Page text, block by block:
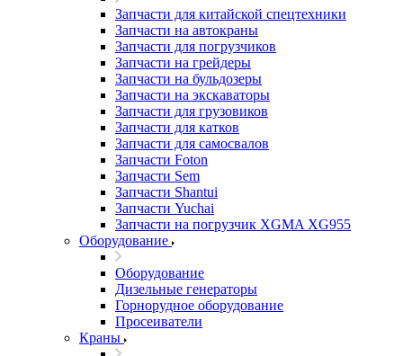
Запчасти для китайской спецтехники
Запчасти на автокраны
Запчасти для погрузчиков
Запчасти на грейдеры
Запчасти на бульдозеры
Запчасти на экскаваторы
Запчасти для грузовиков
Запчасти для катков
Запчасти для самосвалов
Запчасти Foton
Запчасти Sem
Запчасти Shantui
Запчасти Yuchai
Запчасти на погрузчик XGMA XG955
Оборудование
Оборудование
Дизельные генераторы
Горнорудное оборудование
Просеиватели
Краны